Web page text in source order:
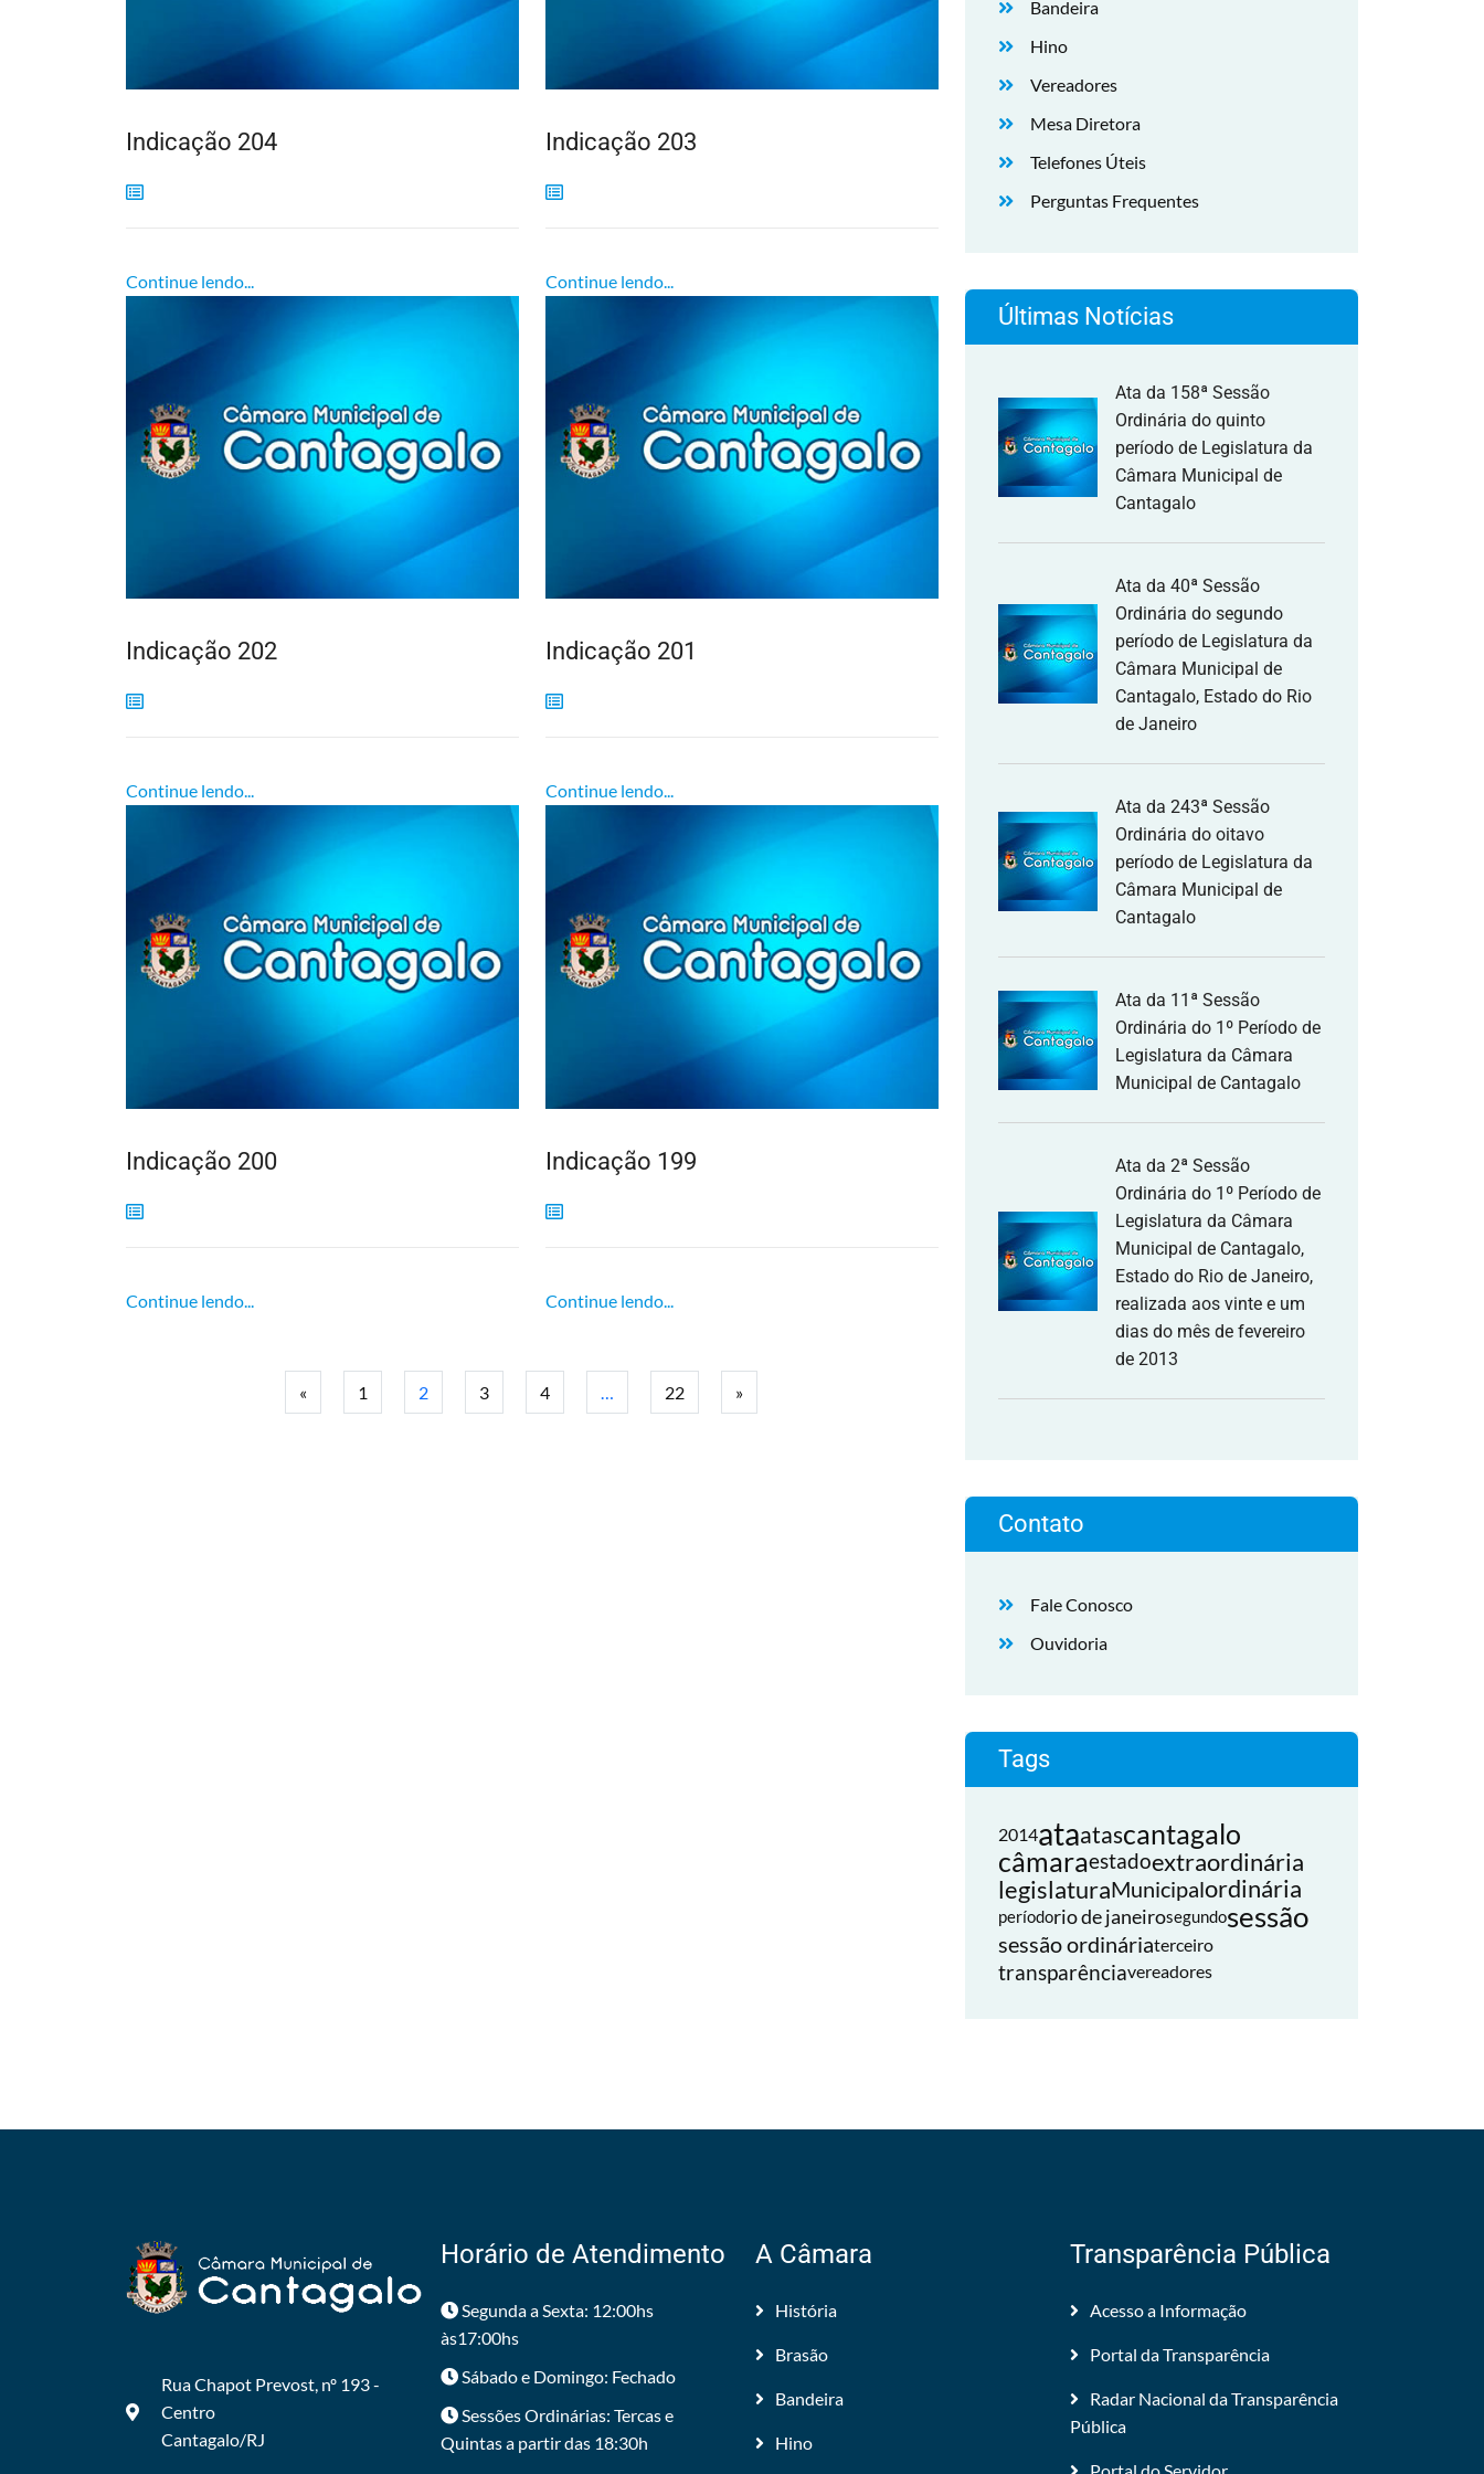
Indicação 204
Continue lendo...
Indicação 203
Continue lendo...
Indicação 202
Continue lendo...
Indicação 201
Continue lendo...
Indicação 200
Continue lendo...
Indicação 199
Continue lendo...
« 1 2 3 4 … 22 »
Bandeira
Hino
Vereadores
Mesa Diretora
Telefones Úteis
Perguntas Frequentes
Últimas Notícias
Ata da 158ª Sessão
Ordinária do quinto
período de Legislatura da
Câmara Municipal de
Cantagalo
Ata da 40ª Sessão
Ordinária do segundo
período de Legislatura da
Câmara Municipal de
Cantagalo, Estado do Rio
de Janeiro
Ata da 243ª Sessão
Ordinária do oitavo
período de Legislatura da
Câmara Municipal de
Cantagalo
Ata da 11ª Sessão
Ordinária do 1º Período de
Legislatura da Câmara
Municipal de Cantagalo
Ata da 2ª Sessão
Ordinária do 1º Período de
Legislatura da Câmara
Municipal de Cantagalo,
Estado do Rio de Janeiro,
realizada aos vinte e um
dias do mês de fevereiro
de 2013
Contato
Fale Conosco
Ouvidoria
Tags
2014ataatascantagalo
câmaraestadoextraordinária
legislaturaMunicipalordinária
períodorio de janeirosegundosessão
sessão ordináriaterceiro
transparênciavereadores
Rua Chapot Prevost, nº 193 -
Centro
Cantagalo/RJ
Horário de Atendimento
Segunda a Sexta: 12:00hs
às17:00hs
Sábado e Domingo: Fechado
Sessões Ordinárias: Tercas e
Quintas a partir das 18:30h
A Câmara
História
Brasão
Bandeira
Hino
Transparência Pública
Acesso a Informação
Portal da Transparência
Radar Nacional da Transparência
Pública